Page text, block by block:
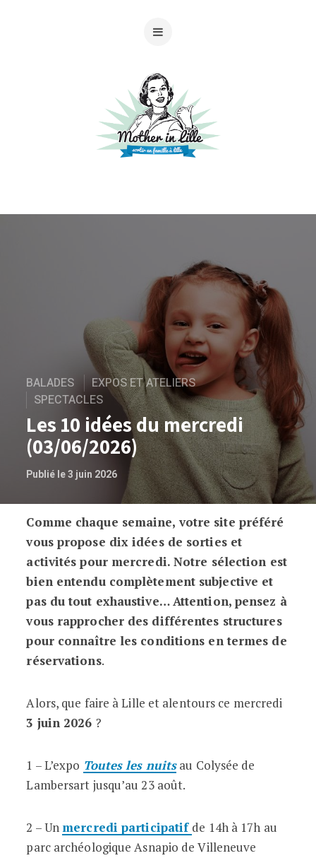
BALADES
EXPOS ET ATELIERS
SPECTACLES
Les 10 idées du mercredi
(03/06/2026)
Publié le 3 juin 2026
Les 10 idées du mercredi (03/06/2026)
Comme chaque semaine, votre site préféré
vous propose dix idées de sorties et
activités pour mercredi. Notre sélection est
bien entendu complètement subjective et
pas du tout exhaustive… Attention, pensez à
vous rapprocher des différentes structures
pour connaître les conditions en termes de
réservations.
Alors, que faire à Lille et alentours ce mercredi
3 juin 2026 ?
1 – L’expo Toutes les nuitsau Colysée de
Lambersart jusqu’au 23 août.
2 – Un mercredi participatif de 14h à 17h au
parc archéologique Asnapio de Villeneuve